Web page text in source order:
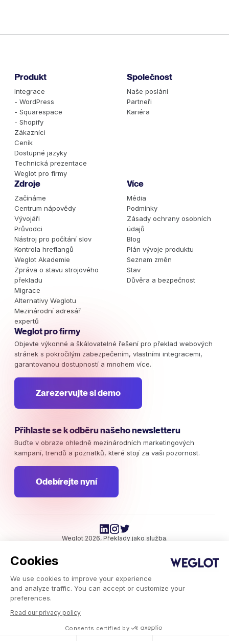
Cookies
We use cookies to improve your experience
and analyze traffic. You can accept or customize your
preferences.
Read our privacy policy
Consents certified by
Produkt
Integrace
- WordPress
- Squarespace
- Shopify
Zákazníci
Ceník
Dostupné jazyky
Technická prezentace
Weglot pro firmy
Společnost
Naše poslání
Partneři
Kariéra
Zdroje
Začínáme
Centrum nápovědy
Vývojáři
Průvodci
Nástroj pro počítání slov
Kontrola hreflangů
Weglot Akademie
Zpráva o stavu strojového
překladu
Migrace
Alternativy Weglotu
Mezinárodní adresář
expertů
Více
Média
Podmínky
Zásady ochrany osobních
údajů
Blog
Plán vývoje produktu
Seznam změn
Stav
Důvěra a bezpečnost
Weglot pro firmy
Objevte výkonné a škálovatelné řešení pro překlad webových
stránek s pokročilým zabezpečením, vlastními integracemi,
garantovanou dostupností a mnohem více.
Zarezervujte si demo
Přihlaste se k odběru našeho newsletteru
Buďte v obraze ohledně mezinárodních marketingových
kampaní, trendů a poznatků, které stojí za vaši pozornost.
Odebírejte nyní
Weglot 2026, Překlady jako služba.
Blog